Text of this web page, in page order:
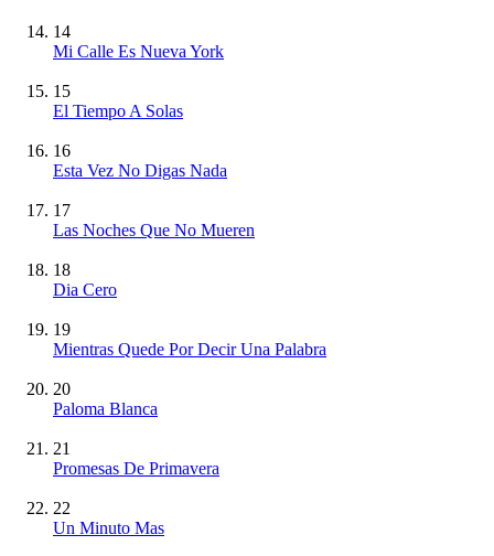
14
Mi Calle Es Nueva York
15
El Tiempo A Solas
16
Esta Vez No Digas Nada
17
Las Noches Que No Mueren
18
Dia Cero
19
Mientras Quede Por Decir Una Palabra
20
Paloma Blanca
21
Promesas De Primavera
22
Un Minuto Mas